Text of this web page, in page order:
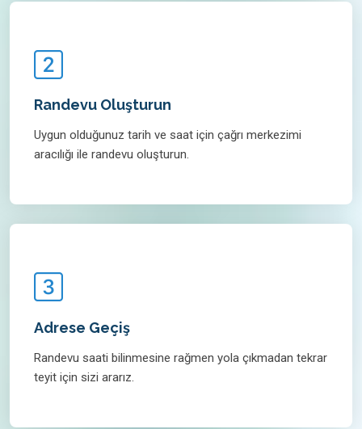
Randevu Oluşturun
Uygun olduğunuz tarih ve saat için çağrı merkezimi
aracılığı ile randevu oluşturun.
Adrese Geçiş
Randevu saati bilinmesine rağmen yola çıkmadan tekrar
teyit için sizi ararız.